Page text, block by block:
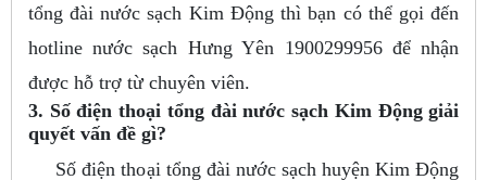
tổng đài nước sạch Kim Động thì bạn có thể gọi đến
hotline nước sạch Hưng Yên 1900299956 để nhận
được hỗ trợ từ chuyên viên.
3. Số điện thoại tổng đài nước sạch Kim Động giải
quyết vấn đề gì?
Số điện thoại tổng đài nước sạch huyện Kim Động